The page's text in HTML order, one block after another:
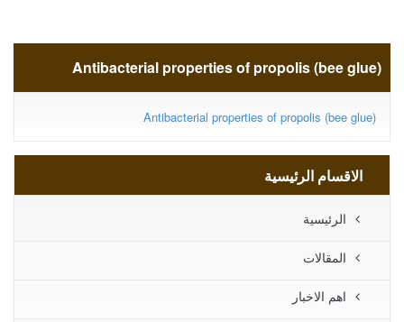
Antibacterial properties of propolis (bee glue)
Antibacterial properties of propolis (bee glue)
الاقسام الرئيسية
الرئيسية
المقالات
اهم الاخبار